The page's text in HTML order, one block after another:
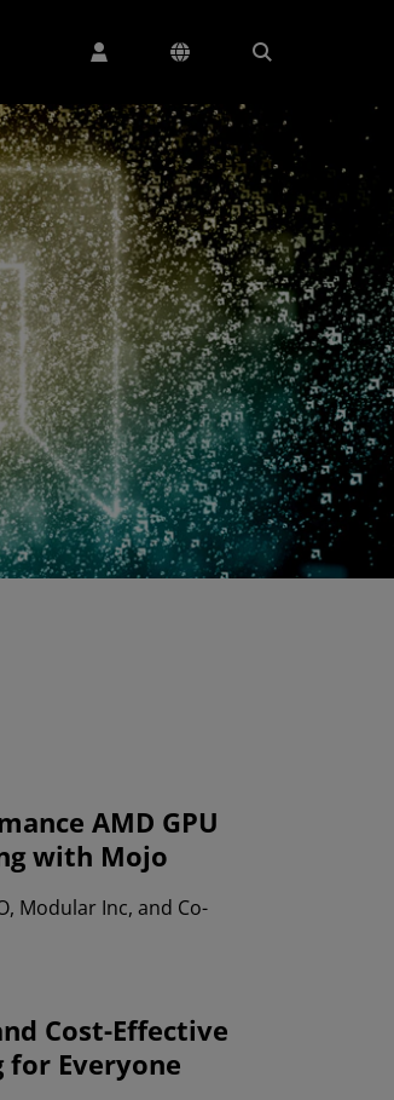
AMD GPU
with Mojo
Modular Inc, and Co-
Cost-Effective
for Everyone